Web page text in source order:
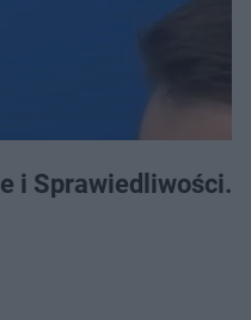
i Sprawiedliwości.